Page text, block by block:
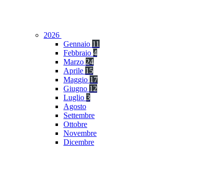
2026
Gennaio 11
Febbraio 4
Marzo 24
Aprile 15
Maggio 17
Giugno 12
Luglio 3
Agosto
Settembre
Ottobre
Novembre
Dicembre